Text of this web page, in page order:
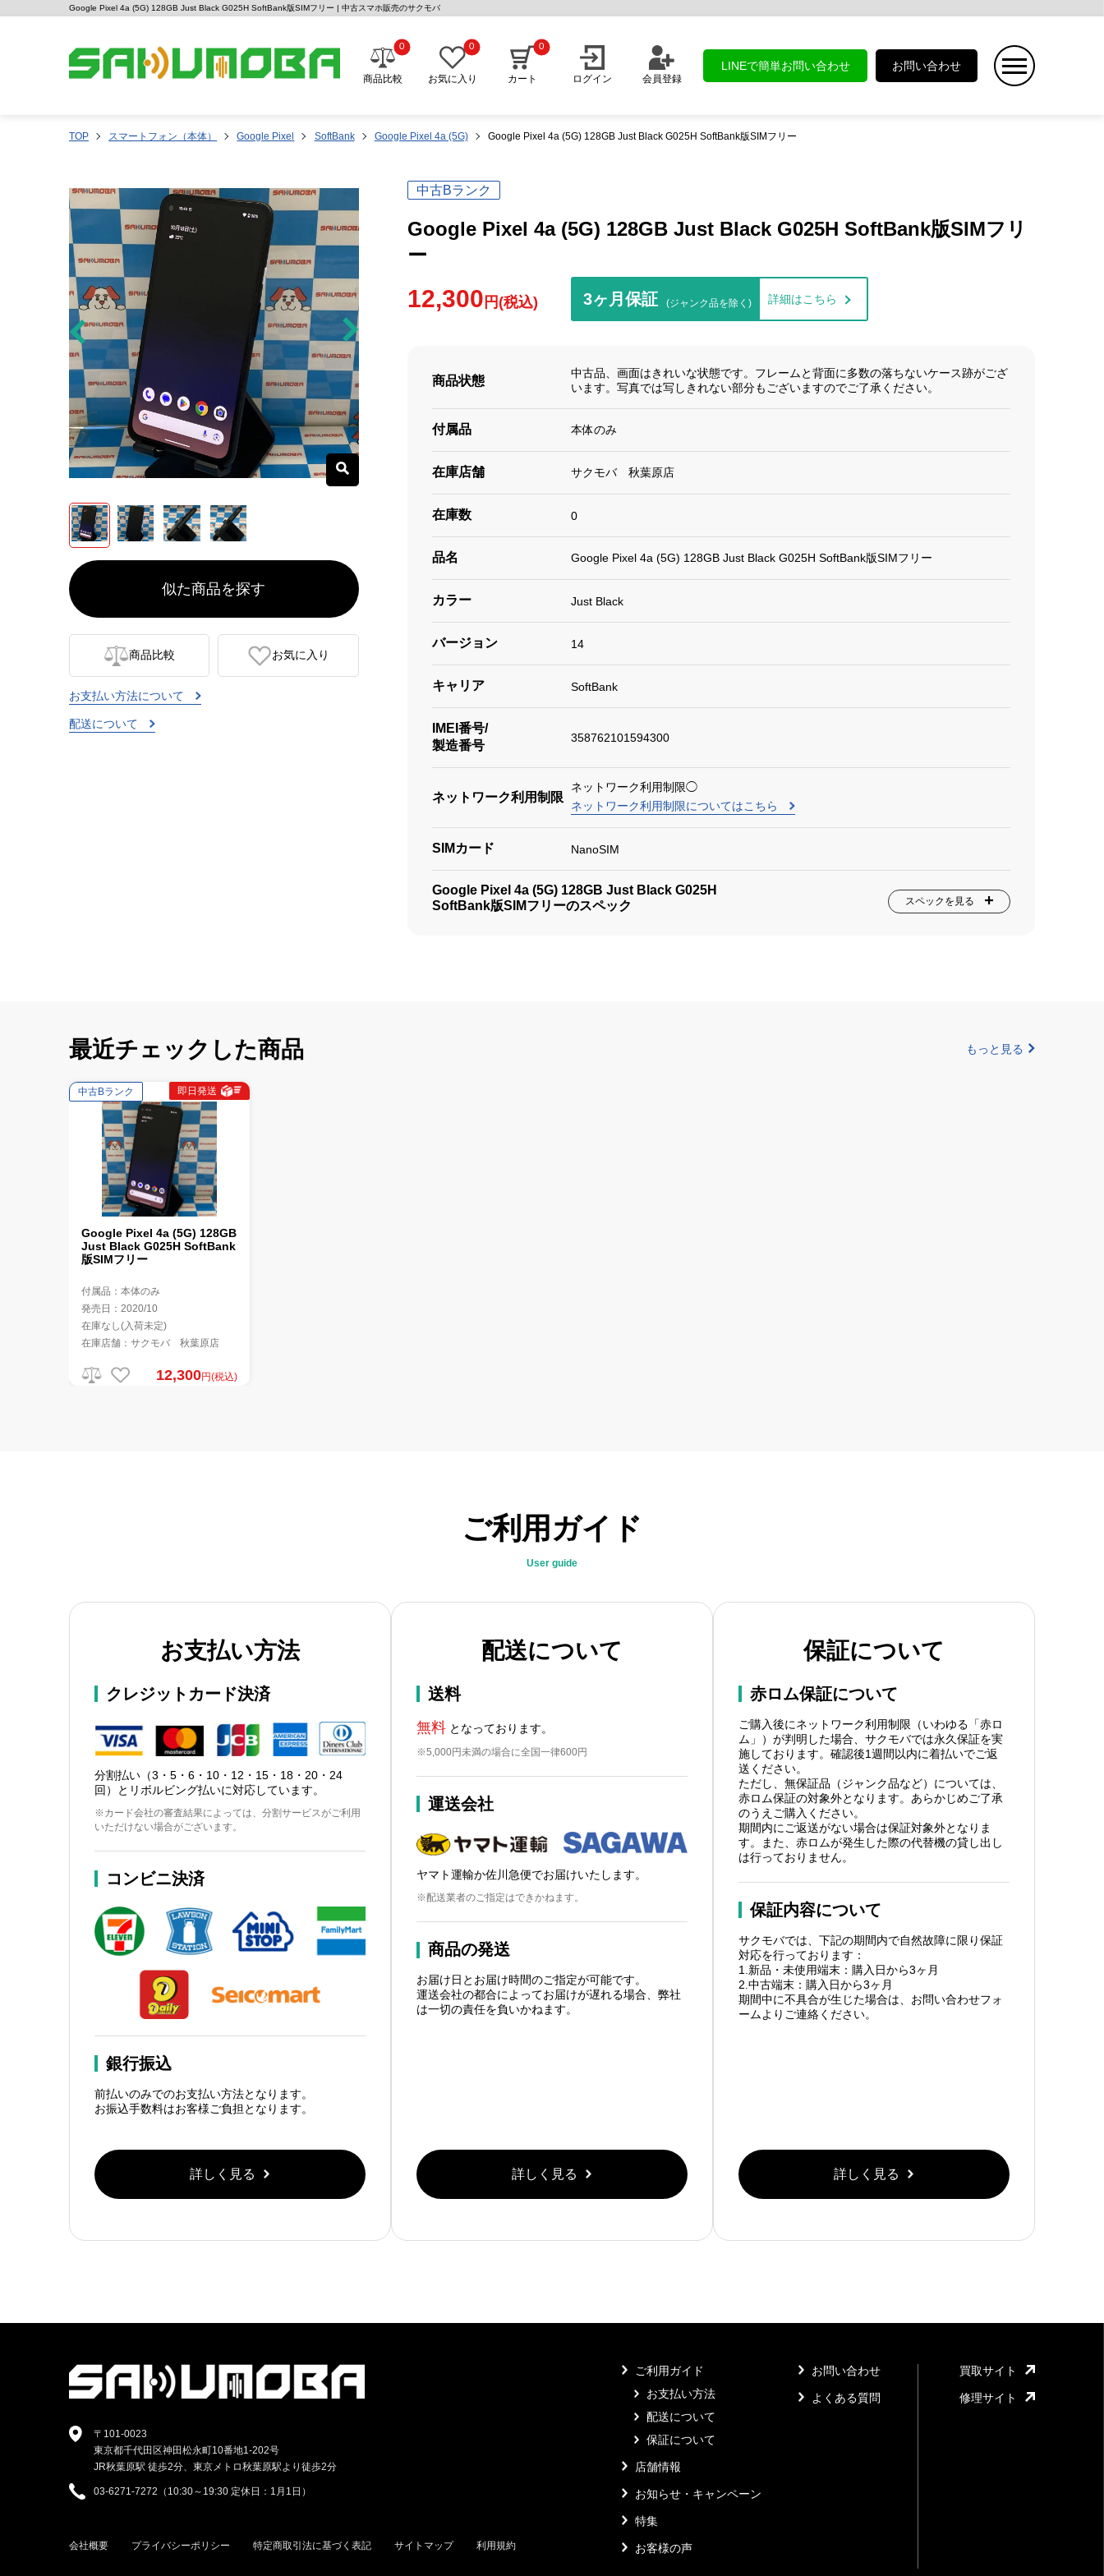
Google Pixel 4a (5G) 128GB Just Black G025H SoftBank版SIMフリー | 中古スマホ販売のサクモバ
商品比較
0
お気に入り
0
カート
0
ログイン 会員登録
LINEで簡単お問い合わせ お問い合わせ
TOP スマートフォン（本体） Google Pixel SoftBank Google Pixel 4a (5G) Google Pixel 4a (5G) 128GB Just Black G025H SoftBank版SIMフリー
似た商品を探す
商品比較 お気に入り
お支払い方法について
配送について
中古Bランク
Google Pixel 4a (5G) 128GB Just Black G025H SoftBank版SIMフリ
ー
12,300 円(税込) 3ヶ月保証 (ジャンク品を除く) 詳細はこちら
商品状態
中古品、画面はきれいな状態です。フレームと背面に多数の落ちないケース跡がござ
います。写真では写しきれない部分もございますのでご了承ください。
付属品 本体のみ
在庫店舗 サクモバ 秋葉原店
在庫数 0
品名 Google Pixel 4a (5G) 128GB Just Black G025H SoftBank版SIMフリー
カラー Just Black
バージョン 14
キャリア SoftBank
IMEI番号/
製造番号
358762101594300
ネットワーク利用制限
ネットワーク利用制限◯
ネットワーク利用制限についてはこちら
SIMカード NanoSIM
Google Pixel 4a (5G) 128GB Just Black G025H
SoftBank版SIMフリーのスペック
スペックを見る
最近チェックした商品 もっと見る
中古Bランク 即日発送
Google Pixel 4a (5G) 128GB
Just Black G025H SoftBank
版SIMフリー
付属品：本体のみ
発売日：2020/10
在庫なし(入荷未定)
在庫店舗：サクモバ 秋葉原店
12,300円(税込)
ご利用ガイド
User guide
お支払い方法
クレジットカード決済
分割払い（3・5・6・10・12・15・18・20・24
回）とリボルビング払いに対応しています。
※カード会社の審査結果によっては、分割サービスがご利用
いただけない場合がございます。
コンビニ決済
銀行振込
前払いのみでのお支払い方法となります。
お振込手数料はお客様ご負担となります。
詳しく見る
配送について
送料
無料となっております。
※5,000円未満の場合に全国一律600円
運送会社
ヤマト運輸か佐川急便でお届けいたします。
※配送業者のご指定はできかねます。
商品の発送
お届け日とお届け時間のご指定が可能です。
運送会社の都合によってお届けが遅れる場合、弊社
は一切の責任を負いかねます。
詳しく見る
保証について
赤ロム保証について
ご購入後にネットワーク利用制限（いわゆる「赤ロ
ム」）が判明した場合、サクモバでは永久保証を実
施しております。確認後1週間以内に着払いでご返
送ください。
ただし、無保証品（ジャンク品など）については、
赤ロム保証の対象外となります。あらかじめご了承
のうえご購入ください。
期間内にご返送がない場合は保証対象外となりま
す。また、赤ロムが発生した際の代替機の貸し出し
は行っておりません。
保証内容について
サクモバでは、下記の期間内で自然故障に限り保証
対応を行っております：
1.新品・未使用端末：購入日から3ヶ月
2.中古端末：購入日から3ヶ月
期間中に不具合が生じた場合は、お問い合わせフォ
ームよりご連絡ください。
詳しく見る
〒101-0023
東京都千代田区神田松永町10番地1-202号
JR秋葉原駅 徒歩2分、東京メトロ秋葉原駅より徒歩2分
03-6271-7272（10:30～19:30 定休日：1月1日）
会社概要 プライバシーポリシー 特定商取引法に基づく表記 サイトマップ 利用規約
ご利用ガイド
お支払い方法
配送について
保証について
店舗情報
お知らせ・キャンペーン
特集
お客様の声
お問い合わせ
よくある質問
買取サイト
修理サイト